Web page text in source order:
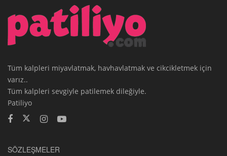
Tüm kalpleri miyavlatmak, havhavlatmak ve cikcikletmek için
varız..
Tüm kalpleri sevgiyle patilemek dileğiyle.
Patiliyo
SÖZLEŞMELER